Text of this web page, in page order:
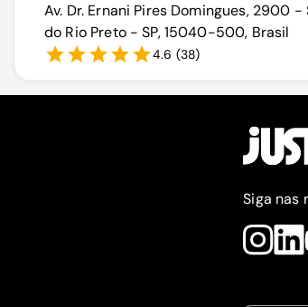
Av. Dr. Ernani Pires Domingues, 2900 -
do Rio Preto - SP, 15040-500, Brasil
4.6 (38)
Siga nas